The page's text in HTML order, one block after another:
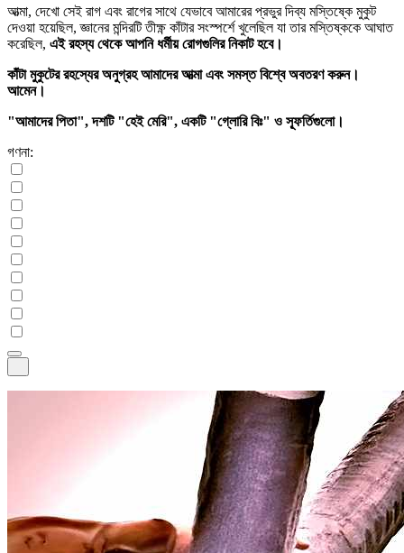
আত্মা, দেখো সেই রাগ এবং রাগের সাথে যেভাবে আমারের প্রভুর দিব্য মস্তিষ্কে মুকুট
দেওয়া হয়েছিল, জ্ঞানের মন্দিরটি তীক্ষ্ণ কাঁটার সংস্পর্শে খুলেছিল যা তার মস্তিষ্ককে আঘাত
করেছিল, এই রহস্য থেকে আপনি ধর্মীয় রোগগুলির নিকাট হবে।
কাঁটা মুকুটের রহস্যের অনুগ্রহ আমাদের আত্মা এবং সমস্ত বিশ্বে অবতরণ করুন।
আমেন।
"আমাদের পিতা", দশটি "হেই মেরি", একটি "গ্লোরি বিঃ" ও স্ফূর্তিগুলো।
গণনা: